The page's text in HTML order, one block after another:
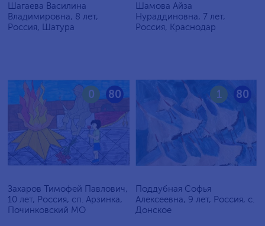
Шагаева Василина
Владимировна, 8 лет,
Россия, Шатура
Шамова Айза
Нураддиновна, 7 лет,
Россия, Краснодар
80
0
Захаров Тимофей Павлович,
10 лет, Россия, сп. Арзинка,
Починковский МО
80
1
Поддубная Софья
Алексеевна, 9 лет, Россия, c.
Донское